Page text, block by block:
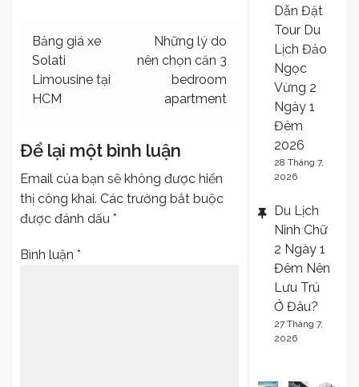
Điều
hướng
bài
Bảng giá xe
Solati
Limousine tại
HCM
Những lý do
nên chọn căn 3
bedroom
apartment
Để lại một bình luận
Email của bạn sẽ không được hiển
thị công khai. Các trường bắt buộc
được đánh dấu *
Bình luận *
Dẫn Đặt
Tour Du
Lịch Đảo
Ngọc
Vừng 2
Ngày 1
Đêm
2026
28 Tháng 7,
2026
Du Lịch
Ninh Chữ
2 Ngày 1
Đêm Nên
Lưu Trú
Ở Đâu?
27 Tháng 7,
2026